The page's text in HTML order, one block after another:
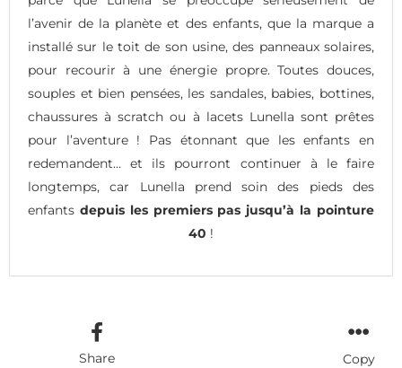
l’avenir de la planète et des enfants, que la marque a
installé sur le toit de son usine, des panneaux solaires,
pour recourir à une énergie propre. Toutes douces,
souples et bien pensées, les sandales, babies, bottines,
chaussures à scratch ou à lacets Lunella sont prêtes
pour l’aventure ! Pas étonnant que les enfants en
redemandent… et ils pourront continuer à le faire
longtemps, car Lunella prend soin des pieds des
enfants depuis les premiers pas jusqu’à la pointure
40 !
Share
Copy